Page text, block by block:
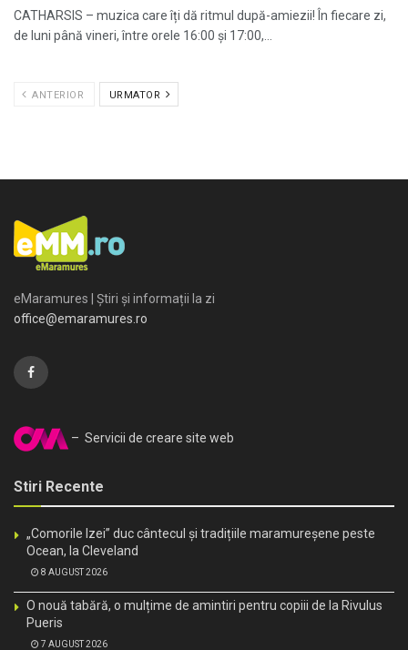
CATHARSIS – muzica care îți dă ritmul după-amiezii! În fiecare zi,
de luni până vineri, între orele 16:00 și 17:00,...
ANTERIOR URMATOR
eMaramures | Știri și informații la zi
office@emaramures.ro
– Servicii de creare site web
Stiri Recente
„Comorile Izei” duc cântecul și tradițiile maramureșene peste
Ocean, la Cleveland
8 AUGUST 2026
O nouă tabără, o mulțime de amintiri pentru copiii de la Rivulus
Pueris
7 AUGUST 2026